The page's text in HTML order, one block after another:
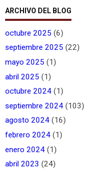
ARCHIVO DEL BLOG
octubre 2025 (6)
septiembre 2025 (22)
mayo 2025 (1)
abril 2025 (1)
octubre 2024 (1)
septiembre 2024 (103)
agosto 2024 (16)
febrero 2024 (1)
enero 2024 (1)
abril 2023 (24)